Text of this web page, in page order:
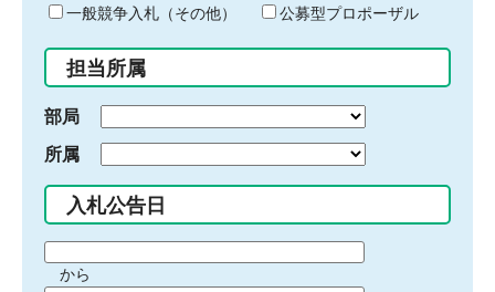
ド
入
力
一般競争入札（その他）
公募型プロポーザル
担当所属
部局
所属
入札公告日
間から